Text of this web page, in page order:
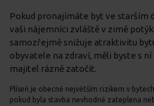
Pokud pronajímáte byt ve starším
vaši nájemníci zvláště v zimě
samozřejmě snižuje atraktivitu
obyvatele na zdraví, měli byste s
majitel rázně zatočit.
Plíseň je obecně největším rizikem v
pokud byla stavba nevhodně zateplena